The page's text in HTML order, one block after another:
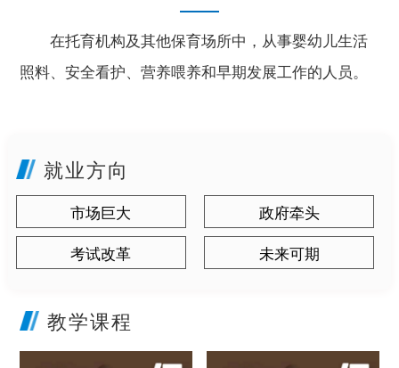
在托育机构及其他保育场所中，从事婴幼儿生活
照料、安全看护、营养喂养和早期发展工作的人员。
就业方向
市场巨大
政府牵头
考试改革
未来可期
教学课程